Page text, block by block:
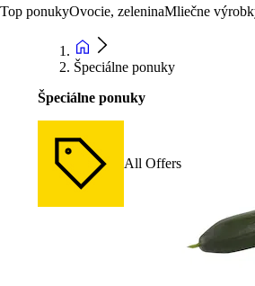
Top ponukyOvocie, zeleninaMliečne
Špeciálne ponuky
Špeciálne ponuky
All Offers